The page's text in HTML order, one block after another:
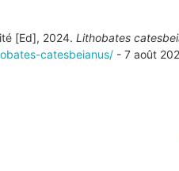
[Ed], 2024. Lithobates
catesbeianus/ - 7 août